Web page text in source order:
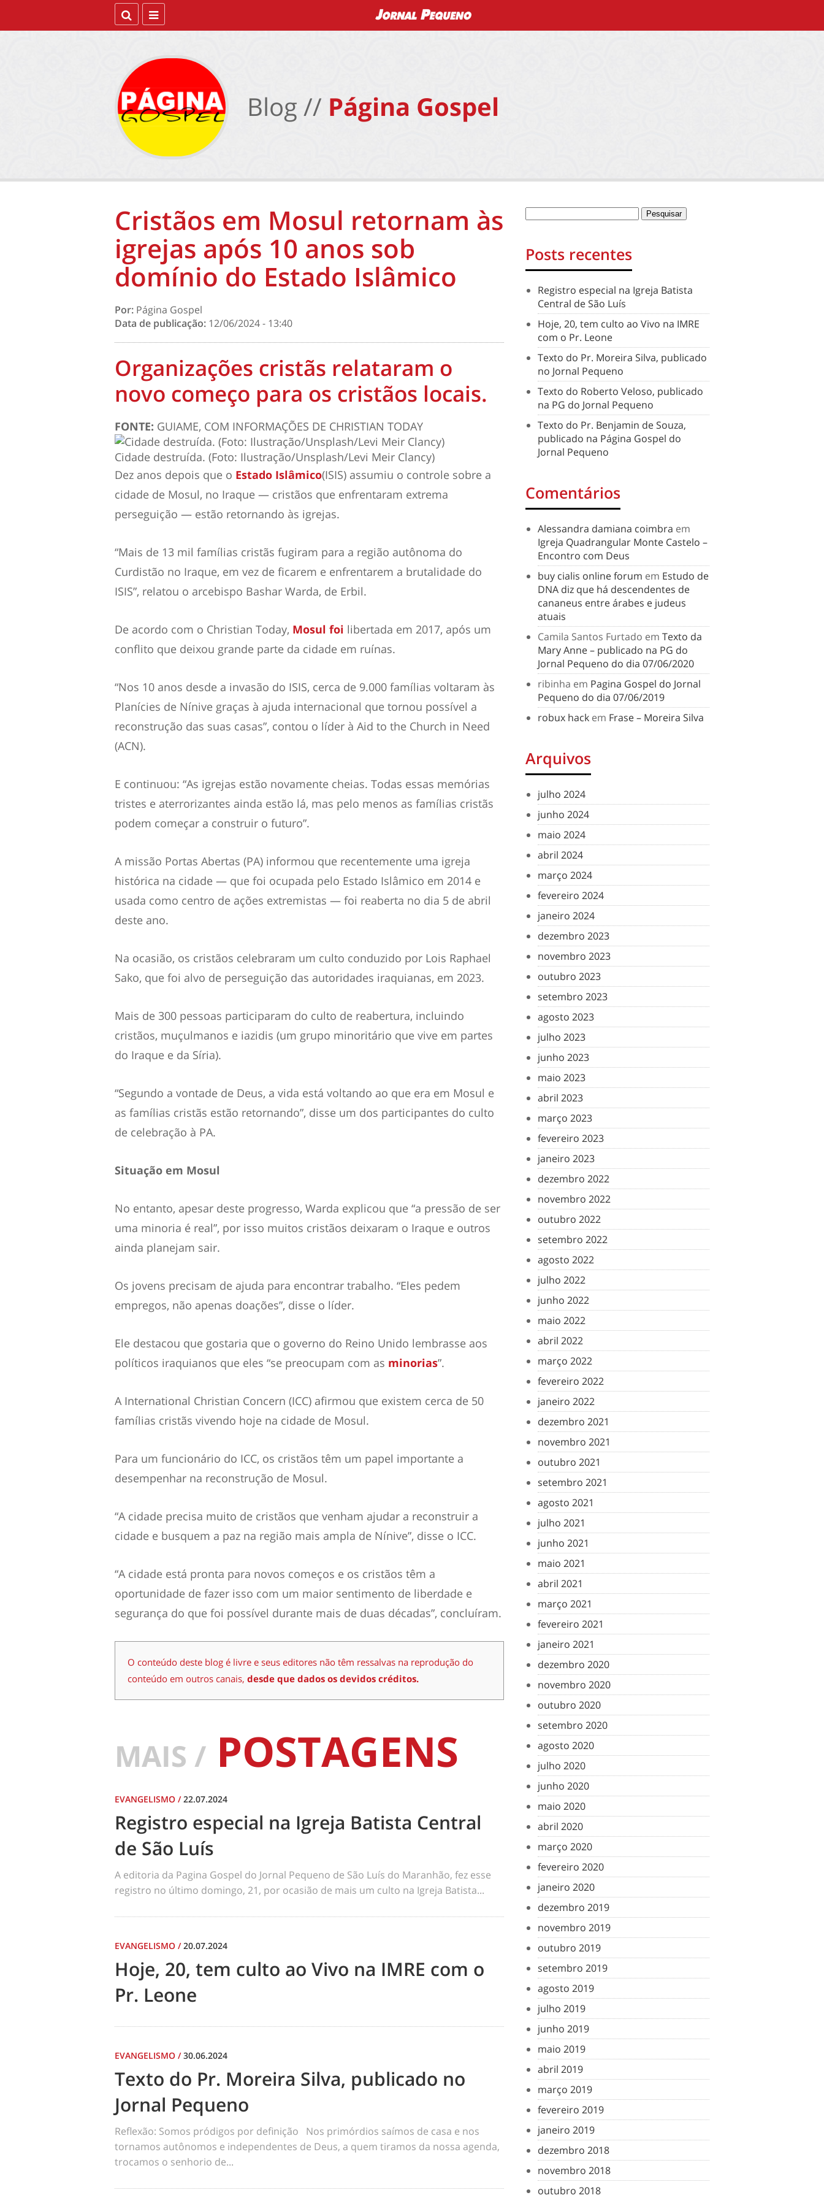
Blog // Página Gospel
Cristãos em Mosul retornam às
igrejas após 10 anos sob
domínio do Estado Islâmico
Por: Página Gospel
Data de publicação: 12/06/2024 - 13:40
Organizações cristãs relataram o
novo começo para os cristãos locais.
FONTE: GUIAME, COM INFORMAÇÕES DE CHRISTIAN TODAY
Cidade destruída. (Foto: Ilustração/Unsplash/Levi Meir Clancy)
Dez anos depois que o Estado Islâmico(ISIS) assumiu o controle sobre a
cidade de Mosul, no Iraque — cristãos que enfrentaram extrema
perseguição — estão retornando às igrejas.
“Mais de 13 mil famílias cristãs fugiram para a região autônoma do
Curdistão no Iraque, em vez de ficarem e enfrentarem a brutalidade do
ISIS”, relatou o arcebispo Bashar Warda, de Erbil.
De acordo com o Christian Today, Mosul foi libertada em 2017, após um
conflito que deixou grande parte da cidade em ruínas.
“Nos 10 anos desde a invasão do ISIS, cerca de 9.000 famílias voltaram às
Planícies de Nínive graças à ajuda internacional que tornou possível a
reconstrução das suas casas”, contou o líder à Aid to the Church in Need
(ACN).
E continuou: “As igrejas estão novamente cheias. Todas essas memórias
tristes e aterrorizantes ainda estão lá, mas pelo menos as famílias cristãs
podem começar a construir o futuro”.
A missão Portas Abertas (PA) informou que recentemente uma igreja
histórica na cidade — que foi ocupada pelo Estado Islâmico em 2014 e
usada como centro de ações extremistas — foi reaberta no dia 5 de abril
deste ano.
Na ocasião, os cristãos celebraram um culto conduzido por Lois Raphael
Sako, que foi alvo de perseguição das autoridades iraquianas, em 2023.
Mais de 300 pessoas participaram do culto de reabertura, incluindo
cristãos, muçulmanos e iazidis (um grupo minoritário que vive em partes
do Iraque e da Síria).
“Segundo a vontade de Deus, a vida está voltando ao que era em Mosul e
as famílias cristãs estão retornando”, disse um dos participantes do culto
de celebração à PA.
Situação em Mosul
No entanto, apesar deste progresso, Warda explicou que “a pressão de ser
uma minoria é real”, por isso muitos cristãos deixaram o Iraque e outros
ainda planejam sair.
Os jovens precisam de ajuda para encontrar trabalho. “Eles pedem
empregos, não apenas doações”, disse o líder.
Ele destacou que gostaria que o governo do Reino Unido lembrasse aos
políticos iraquianos que eles “se preocupam com as minorias”.
A International Christian Concern (ICC) afirmou que existem cerca de 50
famílias cristãs vivendo hoje na cidade de Mosul.
Para um funcionário do ICC, os cristãos têm um papel importante a
desempenhar na reconstrução de Mosul.
“A cidade precisa muito de cristãos que venham ajudar a reconstruir a
cidade e busquem a paz na região mais ampla de Nínive”, disse o ICC.
“A cidade está pronta para novos começos e os cristãos têm a
oportunidade de fazer isso com um maior sentimento de liberdade e
segurança do que foi possível durante mais de duas décadas”, concluíram.
O conteúdo deste blog é livre e seus editores não têm ressalvas na reprodução do
conteúdo em outros canais, desde que dados os devidos créditos.
MAIS / POSTAGENS
EVANGELISMO /22.07.2024
Registro especial na Igreja Batista Central
de São Luís
A editoria da Pagina Gospel do Jornal Pequeno de São Luís do Maranhão, fez esse
registro no último domingo, 21, por ocasião de mais um culto na Igreja Batista...
EVANGELISMO /20.07.2024
Hoje, 20, tem culto ao Vivo na IMRE com o
Pr. Leone
EVANGELISMO /30.06.2024
Texto do Pr. Moreira Silva, publicado no
Jornal Pequeno
Reflexão: Somos pródigos por definição Nos primórdios saímos de casa e nos
tornamos autônomos e independentes de Deus, a quem tiramos da nossa agenda,
trocamos o senhorio de...
Posts recentes
Registro especial na Igreja Batista
Central de São Luís
Hoje, 20, tem culto ao Vivo na IMRE
com o Pr. Leone
Texto do Pr. Moreira Silva, publicado
no Jornal Pequeno
Texto do Roberto Veloso, publicado
na PG do Jornal Pequeno
Texto do Pr. Benjamin de Souza,
publicado na Página Gospel do
Jornal Pequeno
Comentários
Alessandra damiana coimbra em
Igreja Quadrangular Monte Castelo –
Encontro com Deus
buy cialis online forum em Estudo de
DNA diz que há descendentes de
cananeus entre árabes e judeus
atuais
Camila Santos Furtado em Texto da
Mary Anne – publicado na PG do
Jornal Pequeno do dia 07/06/2020
ribinha em Pagina Gospel do Jornal
Pequeno do dia 07/06/2019
robux hack em Frase – Moreira Silva
Arquivos
julho 2024
junho 2024
maio 2024
abril 2024
março 2024
fevereiro 2024
janeiro 2024
dezembro 2023
novembro 2023
outubro 2023
setembro 2023
agosto 2023
julho 2023
junho 2023
maio 2023
abril 2023
março 2023
fevereiro 2023
janeiro 2023
dezembro 2022
novembro 2022
outubro 2022
setembro 2022
agosto 2022
julho 2022
junho 2022
maio 2022
abril 2022
março 2022
fevereiro 2022
janeiro 2022
dezembro 2021
novembro 2021
outubro 2021
setembro 2021
agosto 2021
julho 2021
junho 2021
maio 2021
abril 2021
março 2021
fevereiro 2021
janeiro 2021
dezembro 2020
novembro 2020
outubro 2020
setembro 2020
agosto 2020
julho 2020
junho 2020
maio 2020
abril 2020
março 2020
fevereiro 2020
janeiro 2020
dezembro 2019
novembro 2019
outubro 2019
setembro 2019
agosto 2019
julho 2019
junho 2019
maio 2019
abril 2019
março 2019
fevereiro 2019
janeiro 2019
dezembro 2018
novembro 2018
outubro 2018